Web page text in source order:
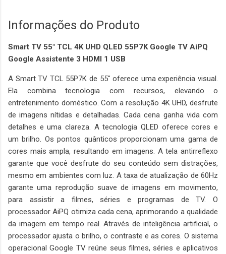
Informações do Produto
Smart TV 55" TCL 4K UHD QLED 55P7K Google TV AiPQ
Google Assistente 3 HDMI 1 USB
A Smart TV TCL 55P7K de 55" oferece uma experiência visual.
Ela combina tecnologia com recursos, elevando o
entretenimento doméstico. Com a resolução 4K UHD, desfrute
de imagens nítidas e detalhadas. Cada cena ganha vida com
detalhes e uma clareza. A tecnologia QLED oferece cores e
um brilho. Os pontos quânticos proporcionam uma gama de
cores mais ampla, resultando em imagens. A tela antirreflexo
garante que você desfrute do seu conteúdo sem distrações,
mesmo em ambientes com luz. A taxa de atualização de 60Hz
garante uma reprodução suave de imagens em movimento,
para assistir a filmes, séries e programas de TV. O
processador AiPQ otimiza cada cena, aprimorando a qualidade
da imagem em tempo real. Através de inteligência artificial, o
processador ajusta o brilho, o contraste e as cores. O sistema
operacional Google TV reúne seus filmes, séries e aplicativos